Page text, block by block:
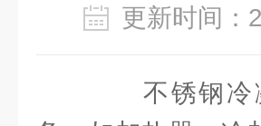
更新时间
不锈钢冷凝